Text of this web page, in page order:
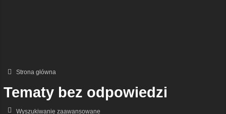
Strona główna
Tematy bez odpowiedzi
Wyszukiwanie zaawansowane